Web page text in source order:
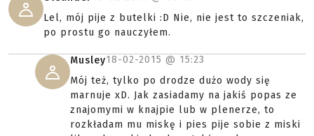
Lel, mój pije z butelki :D Nie, nie jest to szczeniak,
po prostu go nauczyłem.
Musley18-02-2015 @ 15:23
Mój też, tylko po drodze dużo wody się
marnuje xD. Jak zasiadamy na jakiś popas ze
znajomymi w knajpie lub w plenerze, to
rozkładam mu miskę i pies pije sobie z miski